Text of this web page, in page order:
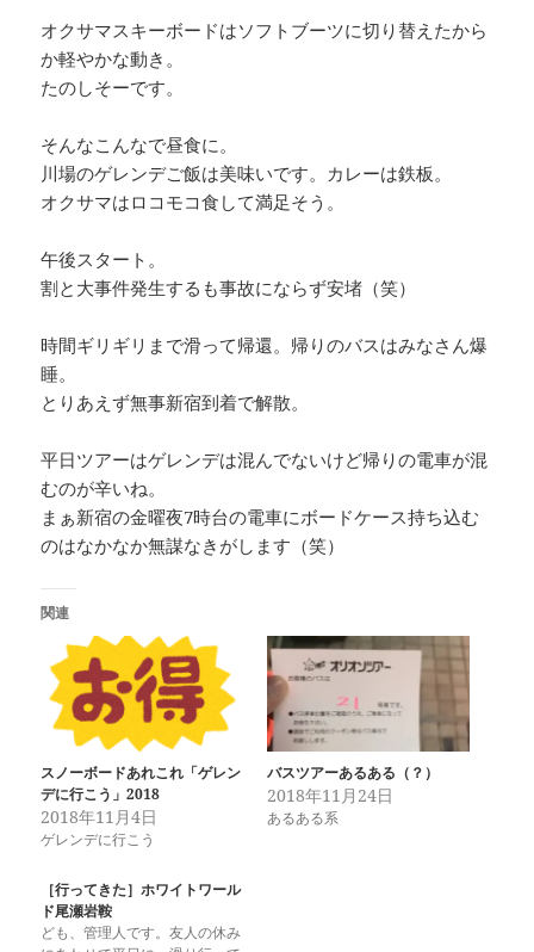
オクサマスキーボードはソフトブーツに切り替えたから
か軽やかな動き。
たのしそーです。
そんなこんなで昼食に。
川場のゲレンデご飯は美味いです。カレーは鉄板。
オクサマはロコモコ食して満足そう。
午後スタート。
割と大事件発生するも事故にならず安堵（笑）
時間ギリギリまで滑って帰還。帰りのバスはみなさん爆
睡。
とりあえず無事新宿到着で解散。
平日ツアーはゲレンデは混んでないけど帰りの電車が混
むのが辛いね。
まぁ新宿の金曜夜7時台の電車にボードケース持ち込む
のはなかなか無謀なきがします（笑）
関連
スノーボードあれこれ「ゲレン
デに行こう」2018
2018年11月4日
ゲレンデに行こう
バスツアーあるある（？）
2018年11月24日
あるある系
［行ってきた］ホワイトワール
ド尾瀬岩鞍
ども、管理人です。友人の休み